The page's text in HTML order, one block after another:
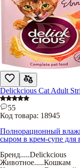
Delickcious Cat Adult
55
Код товара: 18945
Полнорационный
сыром в крем-супе для
Бренд.....Delickcious
Животное.....Кошкам